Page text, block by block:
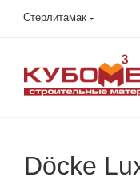
Стерлитамак
Döcke